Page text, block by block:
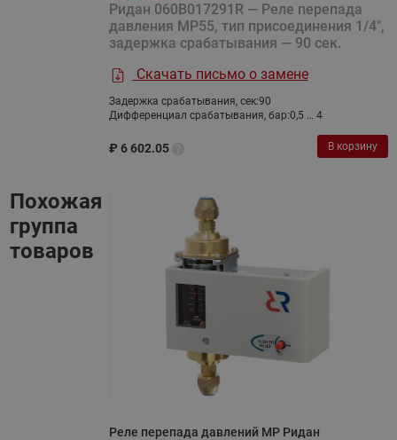
Ридан 060B017291R — Реле перепада
давления MP55, тип присоединения 1/4",
задержка срабатывания — 90 сек.
Скачать письмо о замене
Задержка срабатывания, сек:90
Дифференциал срабатывания, бар:0,5 … 4
₽ 6 602.05 В корзину
Похожая
группа
товаров
Реле перепада давлений MP Ридан